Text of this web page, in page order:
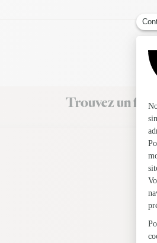
Trouvez un